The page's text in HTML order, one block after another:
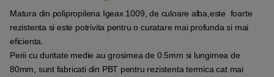
Matura din polipropilena Igeax 1009, de culoare alba,este foarte
rezistenta si este potrivita pentru o curatare mai profunda si mai
eficienta.
Perii cu duritate medie au grosimea de 0.5mm si lungimea de
80mm, sunt fabricati din PBT pentru rezistenta termica cat mai